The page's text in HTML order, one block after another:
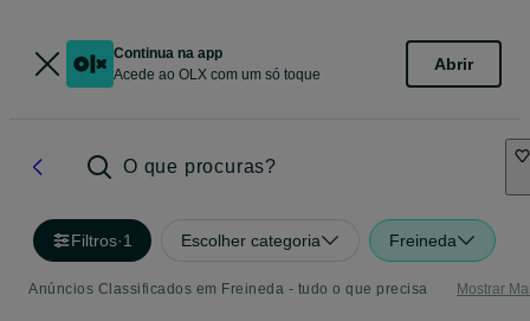
Continua na app
Acede ao OLX com um só toque
Abrir
O que procuras?
Filtros·1 Escolher categoria Freineda
Anúncios Classificados em Freineda - tudo o que precisa Mostrar